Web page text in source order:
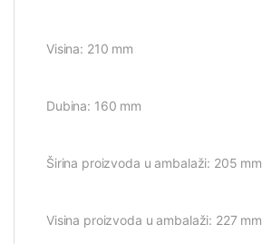
Visina: 210 mm
Dubina: 160 mm
Širina proizvoda u ambalaži: 205 mm
Visina proizvoda u ambalaži: 227 mm